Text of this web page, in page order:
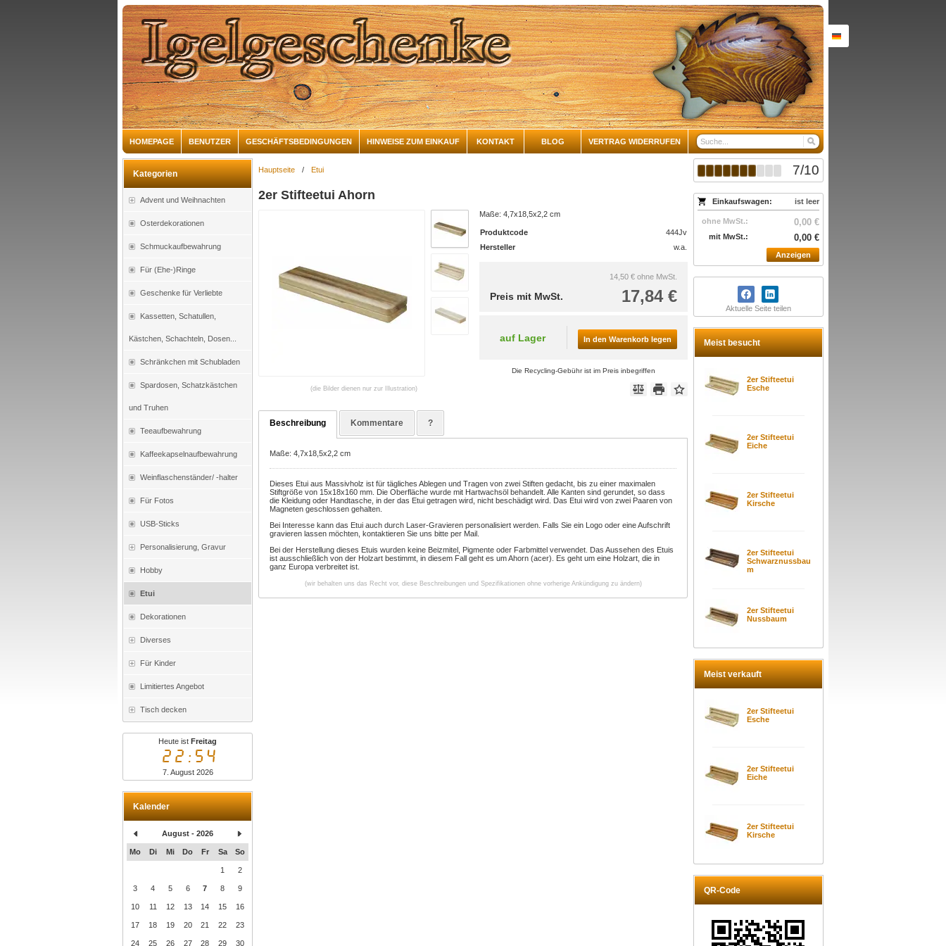
HOMEPAGE BENUTZER GESCHÄFTSBEDINGUNGEN HINWEISE ZUM EINKAUF KONTAKT BLOG VERTRAG WIDERRUFEN
Kategorien
Advent und Weihnachten
Osterdekorationen
Schmuckaufbewahrung
Für (Ehe-)Ringe
Geschenke für Verliebte
Kassetten, Schatullen,
Kästchen, Schachteln, Dosen...
Schränkchen mit Schubladen
Spardosen, Schatzkästchen
und Truhen
Teeaufbewahrung
Kaffeekapselnaufbewahrung
Weinflaschenständer/ -halter
Für Fotos
USB-Sticks
Personalisierung, Gravur
Hobby
Etui
Dekorationen
Diverses
Für Kinder
Limitiertes Angebot
Tisch decken
Heute istFreitag
22:54
7. August 2026
Kalender
August - 2026
Mo Di Mi Do Fr Sa So
1 2
3 4 5 6 7 8 9
10 11 12 13 14 15 16
17 18 19 20 21 22 23
24 25 26 27 28 29 30
7/10
Einkaufswagen: ist leer
ohne MwSt.: 0,00 €
mit MwSt.: 0,00 €
Anzeigen
Aktuelle Seite teilen
Meist besucht
2er Stifteetui
Esche
2er Stifteetui
Eiche
2er Stifteetui
Kirsche
2er Stifteetui
Schwarznussbau
m
2er Stifteetui
Nussbaum
Meist verkauft
2er Stifteetui
Esche
2er Stifteetui
Eiche
2er Stifteetui
Kirsche
QR-Code
Hauptseite / Etui
2er Stifteetui Ahorn
(die Bilder dienen nur zur Illustration)
Maße: 4,7x18,5x2,2 cm
Produktcode
444Jv
Hersteller
w.a.
14,50 € ohne MwSt.
17,84 €
Preis mit MwSt.
auf Lager In den Warenkorb legen
Die Recycling-Gebühr ist im Preis inbegriffen
Beschreibung Kommentare ?
Maße: 4,7x18,5x2,2 cm
Dieses Etui aus Massivholz ist für tägliches Ablegen und Tragen von zwei Stiften gedacht, bis zu einer maximalen
Stiftgröße von 15x18x160 mm. Die Oberfläche wurde mit Hartwachsöl behandelt. Alle Kanten sind gerundet, so dass
die Kleidung oder Handtasche, in der das Etui getragen wird, nicht beschädigt wird. Das Etui wird von zwei Paaren von
Magneten geschlossen gehalten.
Bei Interesse kann das Etui auch durch Laser-Gravieren personalisiert werden. Falls Sie ein Logo oder eine Aufschrift
gravieren lassen möchten, kontaktieren Sie uns bitte per Mail.
Bei der Herstellung dieses Etuis wurden keine Beizmitel, Pigmente oder Farbmittel verwendet. Das Aussehen des Etuis
ist ausschließlich von der Holzart bestimmt, in diesem Fall geht es um Ahorn (acer). Es geht um eine Holzart, die in
ganz Europa verbreitet ist.
(wir behalten uns das Recht vor, diese Beschreibungen und Spezifikationen ohne vorherige Ankündigung zu ändern)